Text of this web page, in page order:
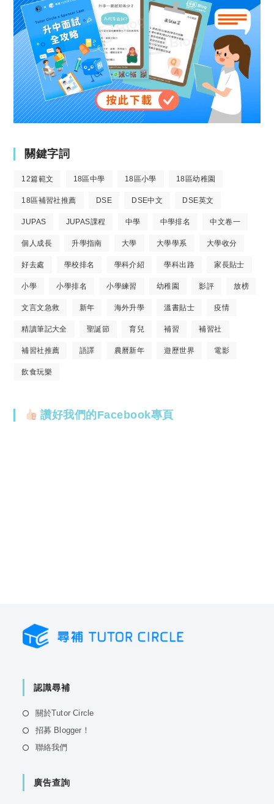
關鍵字詞
12篇範文 18區中學 18區小學 18區幼稚園
18區補習社推薦 DSE DSE中文 DSE英文
JUPAS JUPAS課程 中學 中學排名 中文卷一
個人成長 升學指南 大學 大學學系 大學收分
好去處 學校排名 學科介紹 學科出路 家長貼士
小學 小學排名 小學練習 幼稚園 影評 放榜
文言文急救 新年 海外升學 溫書貼士 疫情
精讀筆記大全 聖誕節 育兒 補習 補習社
補習社推薦 語譯 農曆新年 遊歷世界 電影
飲食玩樂
讚好我們的Facebook專頁
認識尋補
關於Tutor CircleOpens
招募 Blogger！
聯絡我們
new
廣告查詢